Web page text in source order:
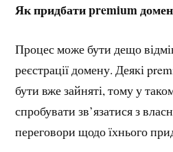
Як придбати premium
Процес може бути дещо
реєстрації домену. Деякі
бути вже зайняті, тому у
спробувати зв’язатися з
переговори щодо їхнього